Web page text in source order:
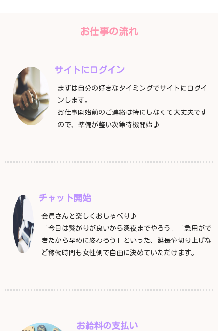
お仕事の流れ
サイトにログイン
まずは自分の好きなタイミングでサイトにログイ
ンします。
お仕事開始前のご連絡は特にしなくて大丈夫です
ので、準備が整い次第待機開始♪
チャット開始
会員さんと楽しくおしゃべり♪
「今日は繋がりが良いから深夜までやろう」「急用がで
きたから早めに終わろう」といった、延長や切り上げな
ど稼働時間も女性側で自由に決めていただけます。
お給料の支払い